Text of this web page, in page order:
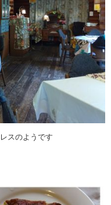
スのようです